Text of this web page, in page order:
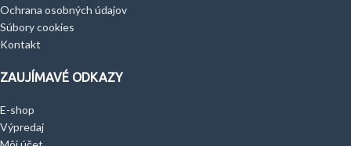
Ochrana osobných údajov
Súbory cookies
Kontakt
ZAUJÍMAVÉ ODKAZY
E-shop
Výpredaj